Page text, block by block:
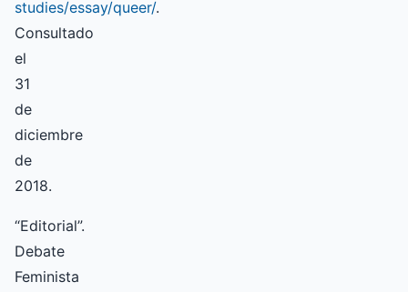
studies/essay/queer/.
Consultado
el
31
de
diciembre
de
2018.
“Editorial”.
Debate
Feminista